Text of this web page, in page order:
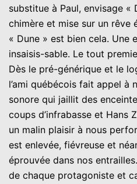
substitue à Paul, envisage «
chimère et mise sur un rêve
« Dune » est bien cela. Une
insaisis-sable. Le tout
Dès le pré-générique et le
l’ami québécois fait appel à
sonore qui jaillit des
coups d’infrabasse et Hans
un malin plaisir à nous
est enlevée, fiévreuse et
éprouvée dans nos
de chaque protagoniste et